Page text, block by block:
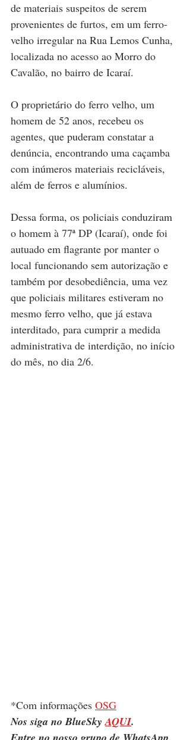
de materiais suspeitos de serem
provenientes de furtos, em um ferro-
velho irregular na Rua Lemos Cunha,
localizada no acesso ao Morro do
Cavalão, no bairro de Icaraí.
O proprietário do ferro velho, um
homem de 52 anos, recebeu os
agentes, que puderam constatar a
denúncia, encontrando uma caçamba
com inúmeros materiais recicláveis,
além de ferros e alumínios.
Dessa forma, os policiais conduziram
o homem à 77ª DP (Icaraí), onde foi
autuado em flagrante por manter o
local funcionando sem autorização e
também por desobediência, uma vez
que policiais militares estiveram no
mesmo ferro velho, que já estava
interditado, para cumprir a medida
administrativa de interdição, no início
do mês, no dia 2/6.
*Com informações OSG
Nos siga no BlueSky AQUI.